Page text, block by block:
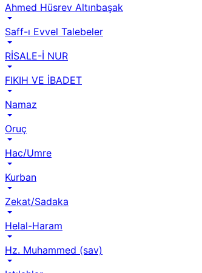
Ahmed Hüsrev Altınbaşak
Saff-ı Evvel Talebeler
RİSALE-İ NUR
FIKIH VE İBADET
Namaz
Oruç
Hac/Umre
Kurban
Zekat/Sadaka
Helal-Haram
Hz. Muhammed (sav)